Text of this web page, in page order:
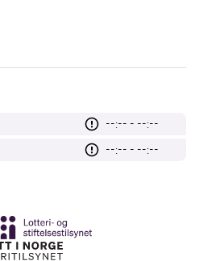
--:-- - --:--
--:-- - --:--